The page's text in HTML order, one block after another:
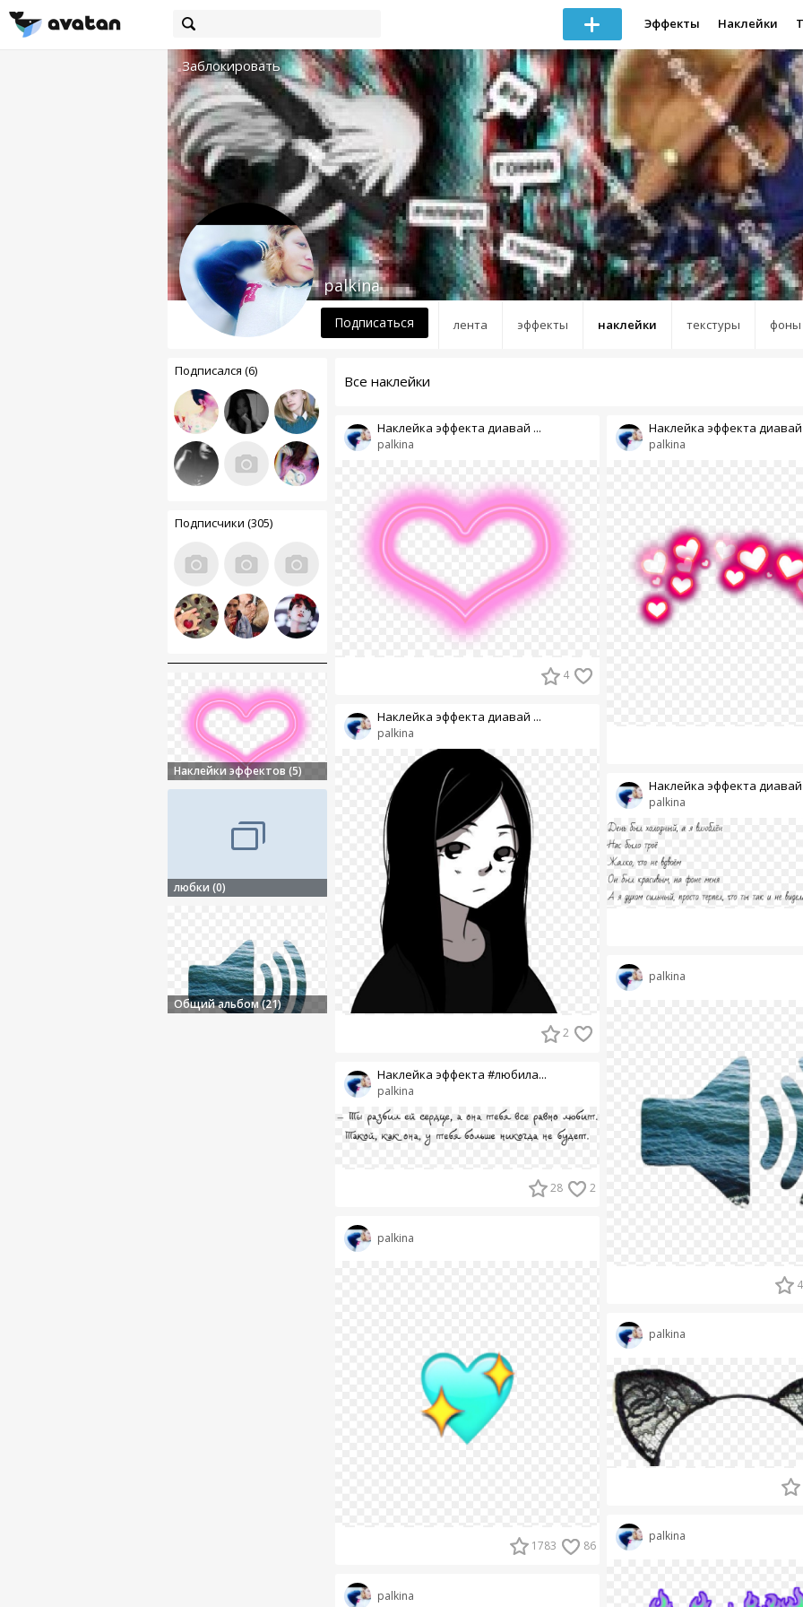
Эффекты Наклейки
Заблокировать
лента эффекты наклейки текстуры фоны
palkina
Подписаться
Подписался (6)
Подписчики (305)
Наклейки эффектов (5)
любки (0)
Общий альбом (21)
Все наклейки
palkina
Наклейка эффекта диавай ...
4
palkina
Наклейка эффекта диавай ...
2
palkina
Наклейка эффекта #любила...
28 2
palkina
1783 86
palkina
palkina
Наклейка эффекта диавай
palkina
Наклейка эффекта диавай
palkina
palkina
palkina